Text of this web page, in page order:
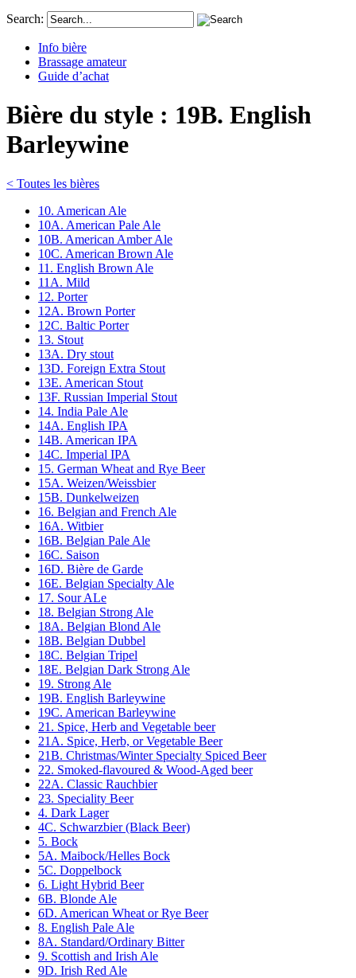
Search:
Info bière
Brassage amateur
Guide d’achat
Bière du style : 19B. English
Barleywine
< Toutes les bières
10. American Ale
10A. American Pale Ale
10B. American Amber Ale
10C. American Brown Ale
11. English Brown Ale
11A. Mild
12. Porter
12A. Brown Porter
12C. Baltic Porter
13. Stout
13A. Dry stout
13D. Foreign Extra Stout
13E. American Stout
13F. Russian Imperial Stout
14. India Pale Ale
14A. English IPA
14B. American IPA
14C. Imperial IPA
15. German Wheat and Rye Beer
15A. Weizen/Weissbier
15B. Dunkelweizen
16. Belgian and French Ale
16A. Witbier
16B. Belgian Pale Ale
16C. Saison
16D. Bière de Garde
16E. Belgian Specialty Ale
17. Sour ALe
18. Belgian Strong Ale
18A. Belgian Blond Ale
18B. Belgian Dubbel
18C. Belgian Tripel
18E. Belgian Dark Strong Ale
19. Strong Ale
19B. English Barleywine
19C. American Barleywine
21. Spice, Herb and Vegetable beer
21A. Spice, Herb, or Vegetable Beer
21B. Christmas/Winter Specialty Spiced Beer
22. Smoked-flavoured & Wood-Aged beer
22A. Classic Rauchbier
23. Speciality Beer
4. Dark Lager
4C. Schwarzbier (Black Beer)
5. Bock
5A. Maibock/Helles Bock
5C. Doppelbock
6. Light Hybrid Beer
6B. Blonde Ale
6D. American Wheat or Rye Beer
8. English Pale Ale
8A. Standard/Ordinary Bitter
9. Scottish and Irish Ale
9D. Irish Red Ale